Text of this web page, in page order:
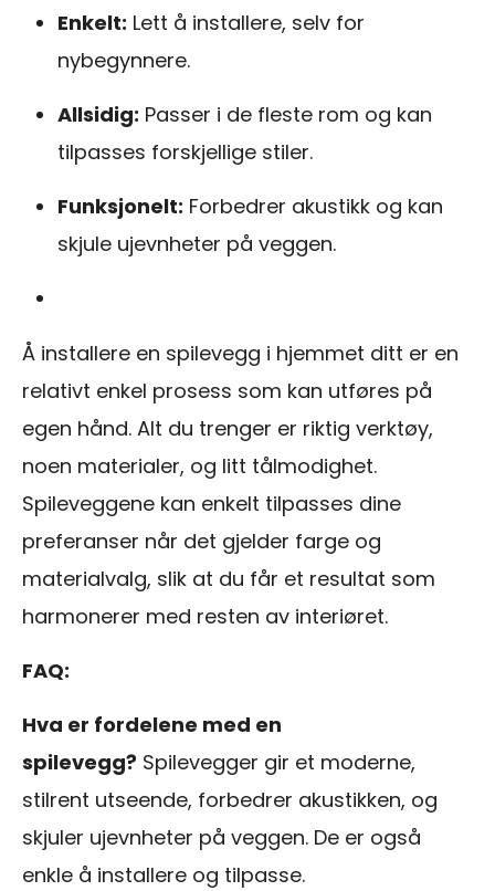
Enkelt: Lett å installere, selv for
nybegynnere.
Allsidig: Passer i de fleste rom og kan
tilpasses forskjellige stiler.
Funksjonelt: Forbedrer akustikk og kan
skjule ujevnheter på veggen.
Å installere en spilevegg i hjemmet ditt er en
relativt enkel prosess som kan utføres på
egen hånd. Alt du trenger er riktig verktøy,
noen materialer, og litt tålmodighet.
Spileveggene kan enkelt tilpasses dine
preferanser når det gjelder farge og
materialvalg, slik at du får et resultat som
harmonerer med resten av interiøret.
FAQ:
Hva er fordelene med en
spilevegg? Spilevegger gir et moderne,
stilrent utseende, forbedrer akustikken, og
skjuler ujevnheter på veggen. De er også
enkle å installere og tilpasse.